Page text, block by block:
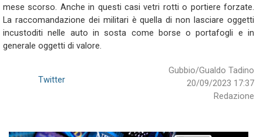
mese scorso. Anche in questi casi vetri rotti o portiere forzate.
La raccomandazione dei militari è quella di non lasciare oggetti
incustoditi nelle auto in sosta come borse o portafogli e in
generale oggetti di valore.
Gubbio/Gualdo Tadino
20/09/2023 17:37
Redazione
Twitter